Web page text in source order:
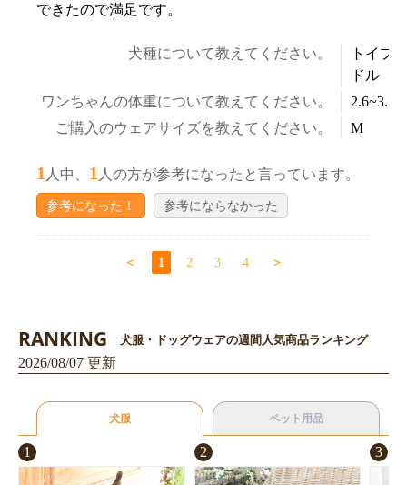
できたので満足です。
犬種について教えてください。
トイプ
ドル
ワンちゃんの体重について教えてください。
ご購入のウェアサイズを教えてください。
M
1 人中、 1 人の方が参考になったと言っています。
参考になった！ 参考にならなかった
＜ 1 2 3 4 ＞
RANKING 犬服・ドッグウェアの週間人気商品ランキング
2026/08/07 更新
犬服 ペット用品
1 2 3